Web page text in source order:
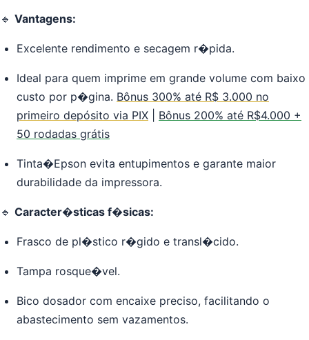
🔹 Vantagens:
Excelente rendimento e secagem r�pida.
Ideal para quem imprime em grande volume com baixo
custo por p�gina. Bônus 300% até R$ 3.000 no
primeiro depósito via PIX
Bônus 200% até R$4.000 +
50 rodadas grátis
Tinta�Epson evita entupimentos e garante maior
durabilidade da impressora.
🔹 Caracter�sticas f�sicas:
Frasco de pl�stico r�gido e transl�cido.
Tampa rosque�vel.
Bico dosador com encaixe preciso, facilitando o
abastecimento sem vazamentos.